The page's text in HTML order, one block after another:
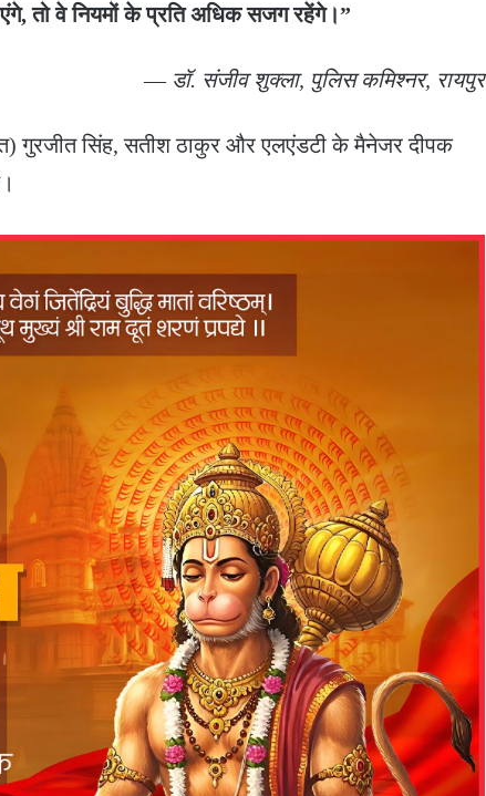
तो वे नियमों के प्रति अधिक सजग रहेंगे।”
— डॉ. संजीव शुक्ला, पुलिस कमिश्नर, रायपुर
गुरजीत सिंह, सतीश ठाकुर और एलएंडटी के मैनेजर दीपक